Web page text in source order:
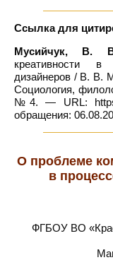
Ссылка для
Мусийчук, В.
креативности в
дизайнеров / В. В.
Социология,
№4. — URL: https://
обращения:
О проблеме
в
ФГБОУ ВО